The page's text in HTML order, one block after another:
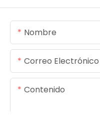
Nombre
Correo Electrónico
Contenido